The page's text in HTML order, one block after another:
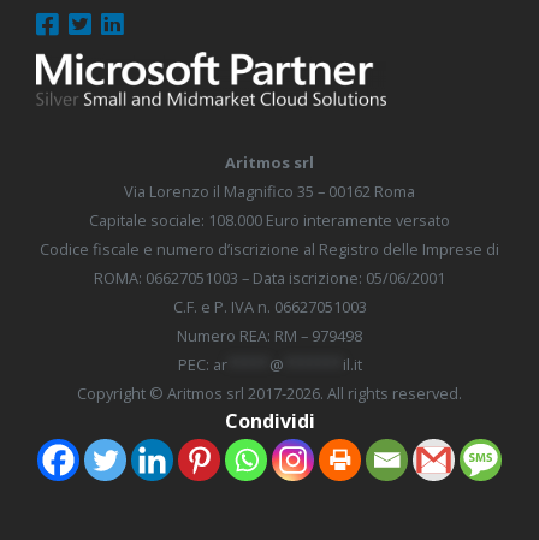
Aritmos srl
Via Lorenzo il Magnifico 35 – 00162 Roma
Capitale sociale: 108.000 Euro interamente versato
​Codice fiscale e numero d’iscrizione al Registro delle Imprese di
ROMA: 06627051003 – Data iscrizione: 05/06/2001​
C.F. e P. IVA n. 06627051003
Numero REA: ​RM – 979498​
PEC: ar***** @
il.it
Copyright © Aritmos srl 2017-2026. All rights reserved.
Condividi